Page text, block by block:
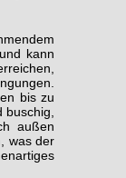
kann
bis zu
außen
was der